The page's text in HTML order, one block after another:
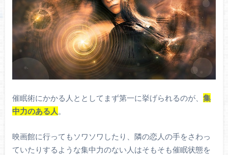
催眠術にかかる人ととしてまず第一に挙げられるのが、 集
中力のある人 。
映画館に行ってもソワソワしたり、隣の恋人の手をさわっ
ていたりするような集中力のない人はそもそも催眠状態を